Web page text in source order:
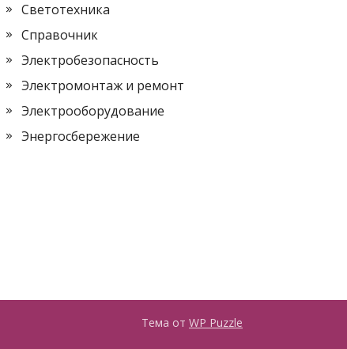
Светотехника
Справочник
Электробезопасность
Электромонтаж и ремонт
Электрооборудование
Энергосбережение
Тема от WP Puzzle